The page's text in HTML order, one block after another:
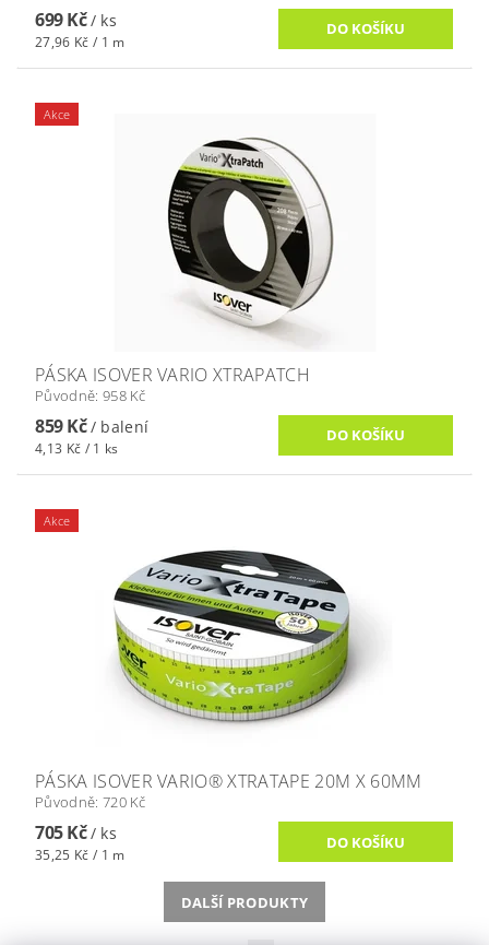
699 Kč/ ks
27,96 Kč / 1 m
Akce
PÁSKA ISOVER VARIO XTRAPATCH
Původně: 958 Kč
859 Kč/ balení
4,13 Kč / 1 ks
Akce
PÁSKA ISOVER VARIO® XTRATAPE 20M X 60MM
Původně: 720 Kč
705 Kč/ ks
35,25 Kč / 1 m
DALŠÍ PRODUKTY